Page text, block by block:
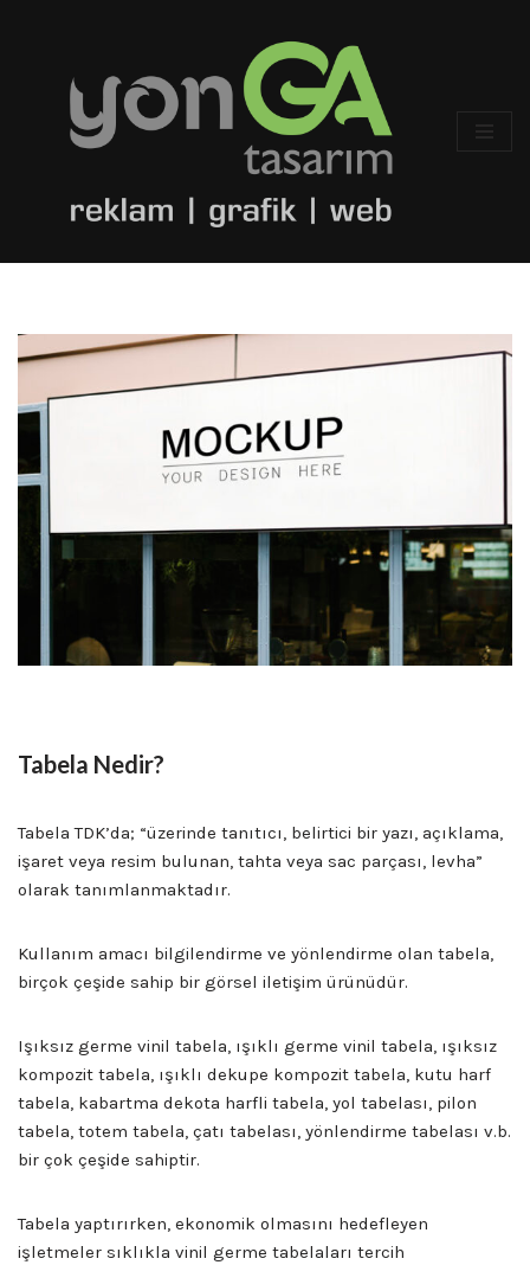
Tabela Nedir?
Tabela TDK’da; “üzerinde tanıtıcı, belirtici bir yazı, açıklama,
işaret veya resim bulunan, tahta veya sac parçası, levha”
olarak tanımlanmaktadır.
Kullanım amacı bilgilendirme ve yönlendirme olan tabela,
birçok çeşide sahip bir görsel iletişim ürünüdür.
Işıksız germe vinil tabela, ışıklı germe vinil tabela, ışıksız
kompozit tabela, ışıklı dekupe kompozit tabela, kutu harf
tabela, kabartma dekota harfli tabela, yol tabelası, pilon
tabela, totem tabela, çatı tabelası, yönlendirme tabelası v.b.
bir çok çeşide sahiptir.
Tabela yaptırırken, ekonomik olmasını hedefleyen
işletmeler sıklıkla vinil germe tabelaları tercih